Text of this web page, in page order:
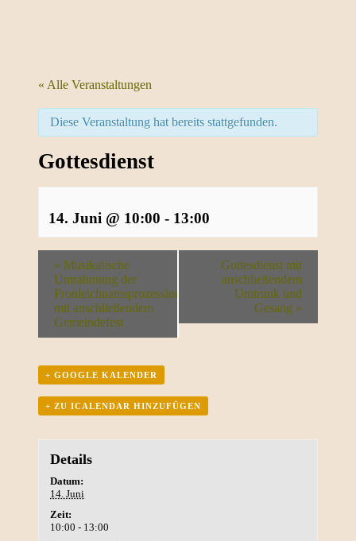
« Alle Veranstaltungen
Diese Veranstaltung hat bereits stattgefunden.
Gottesdienst
14. Juni @ 10:00 - 13:00
« Musikalische
Umrahmung der
Fronleichnamsprozession
mit anschließendem
Gemeindefest
Gottesdienst mit
anschließendem
Umtrunk und
Gesang »
+ GOOGLE KALENDER
+ ZU ICALENDAR HINZUFÜGEN
Details
Datum:
14. Juni
Zeit:
10:00 - 13:00